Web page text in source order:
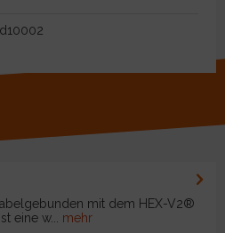
mit dem HEX-V2®
eine w...
mehr